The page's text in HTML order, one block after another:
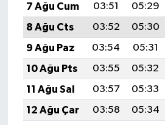
7 Ağu Cum
03:51 05:29
8 Ağu Cts
03:52 05:30
9 Ağu Paz
03:54 05:31
10 Ağu Pts
03:55 05:32
11 Ağu Sal
03:57 05:33
12 Ağu Çar
03:58 05:34